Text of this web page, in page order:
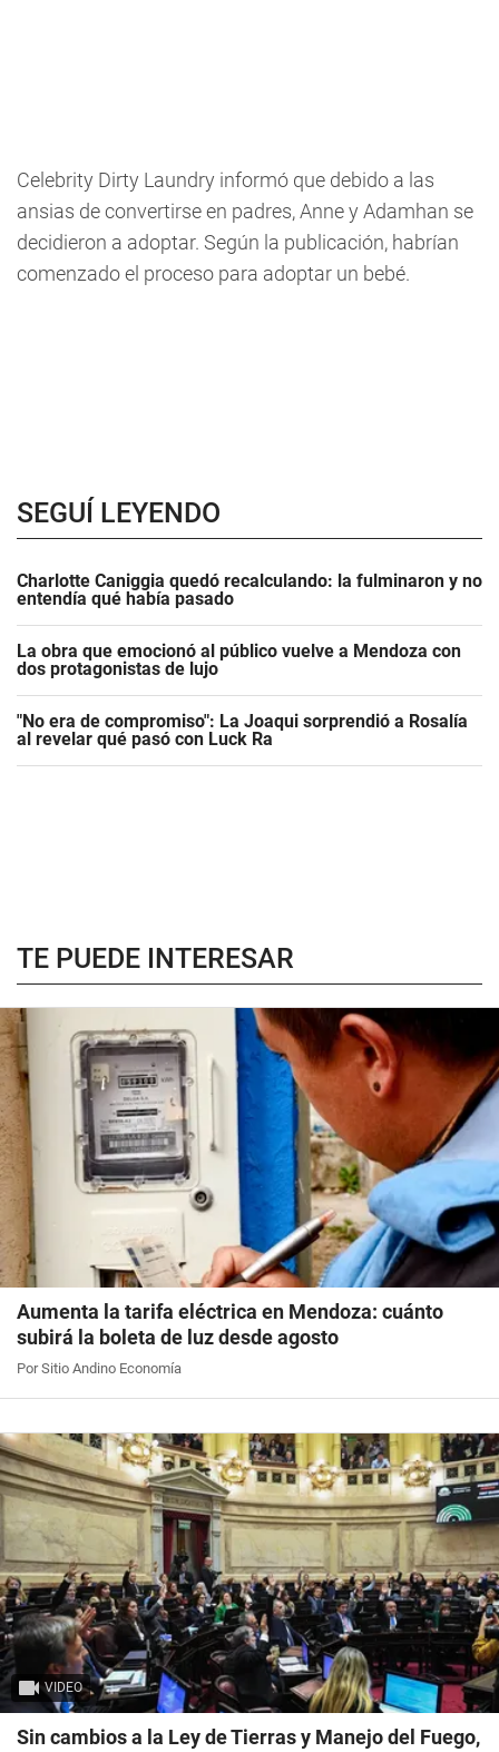
Celebrity Dirty Laundry informó que debido a las
ansias de convertirse en padres, Anne y Adamhan se
decidieron a adoptar. Según la publicación, habrían
comenzado el proceso para adoptar un bebé.
SEGUÍ LEYENDO
Charlotte Caniggia quedó recalculando: la fulminaron y no
entendía qué había pasado
La obra que emocionó al público vuelve a Mendoza con
dos protagonistas de lujo
"No era de compromiso": La Joaqui sorprendió a Rosalía
al revelar qué pasó con Luck Ra
TE PUEDE INTERESAR
Aumenta la tarifa eléctrica en Mendoza: cuánto
subirá la boleta de luz desde agosto
Por Sitio Andino Economía
VIDEO
Sin cambios a la Ley de Tierras y Manejo del Fuego,